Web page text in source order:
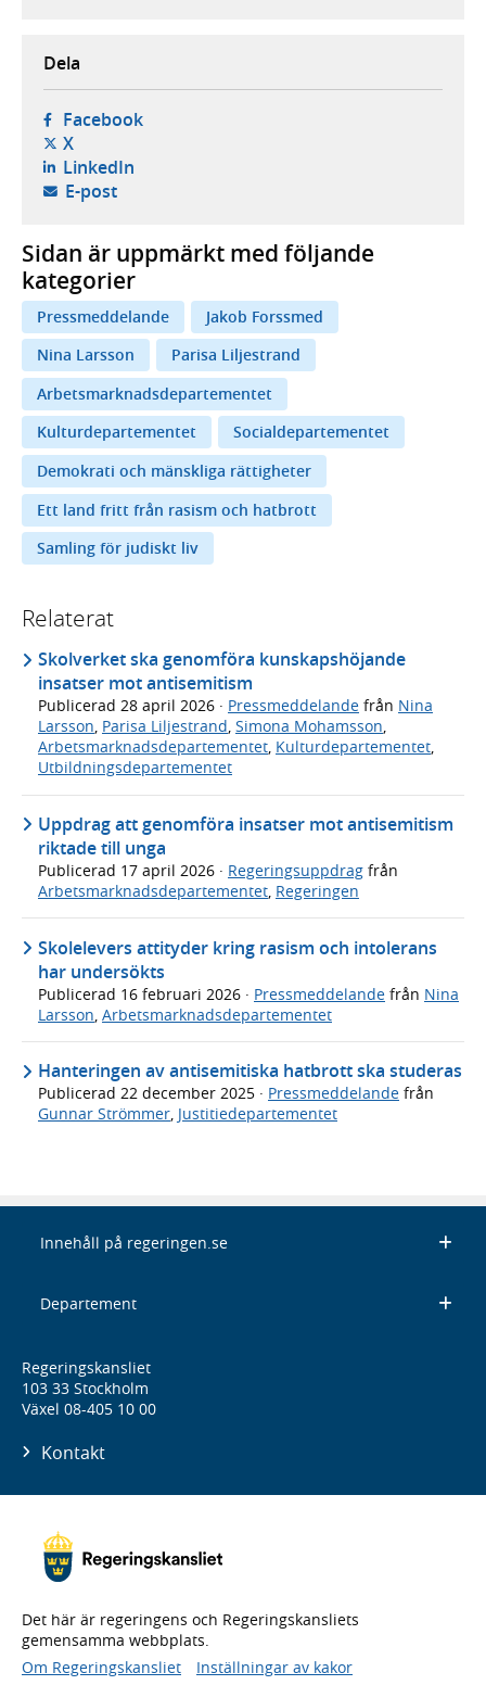
Dela
Facebook- öppnas i ny flik, extern webbplats,
X- öppnas i ny flik, extern webbplats,
LinkedIn- öppnas i ny flik, extern webbplats,
E-post- öppnar din e-postklient,
Sidan är uppmärkt med följande
kategorier
Pressmeddelande
Jakob Forssmed
Nina Larsson
Parisa Liljestrand
Arbetsmarknadsdepartementet
Kulturdepartementet
Socialdepartementet
Demokrati och mänskliga rättigheter
Ett land fritt från rasism och hatbrott
Samling för judiskt liv
Relaterat
Skolverket ska genomföra kunskapshöjande
insatser mot antisemitism
Publicerad 28 april 2026 · Pressmeddelande från Nina
Larsson, Parisa Liljestrand, Simona Mohamsson,
Arbetsmarknadsdepartementet, Kulturdepartementet,
Utbildningsdepartementet
Uppdrag att genomföra insatser mot antisemitism
riktade till unga
Publicerad 17 april 2026 · Regeringsuppdrag från
Arbetsmarknadsdepartementet, Regeringen
Skolelevers attityder kring rasism och intolerans
har undersökts
Publicerad 16 februari 2026 · Pressmeddelande från Nina
Larsson Arbetsmarknadsdepartementet
Hanteringen av antisemitiska hatbrott ska studeras
Publicerad 22 december 2025 · Pressmeddelande från
Gunnar Strömmer, Justitiedepartementet
Innehåll på regeringen.se
Departement
Regeringskansliet
103 33 Stockholm
Växel 08-405 10 00
Kontakt
Det här är regeringens och Regeringskansliets
gemensamma webbplats.
Om Regeringskansliet
Inställningar av kakor